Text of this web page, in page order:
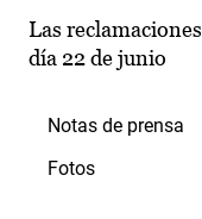
Las
día 22 de junio
Notas de prensa
Fotos